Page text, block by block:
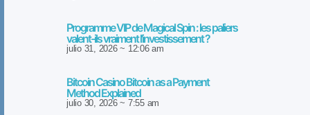
Programme VIP de Magical Spin : les paliers
valent-ils vraiment l’investissement ?
julio 31, 2026 12:06 am
Bitcoin Casino Bitcoin as a Payment
Method Explained
julio 30, 2026 7:55 am